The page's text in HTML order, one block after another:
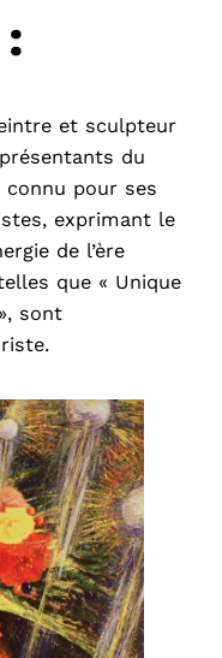
:
et sculpteur
du
pour ses
exprimant le
de l’ère
que « Unique
sont